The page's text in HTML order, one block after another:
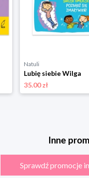
Natuli
Lubię siebie Wilga
35.00 zł
Inne
Sprawdź promocje